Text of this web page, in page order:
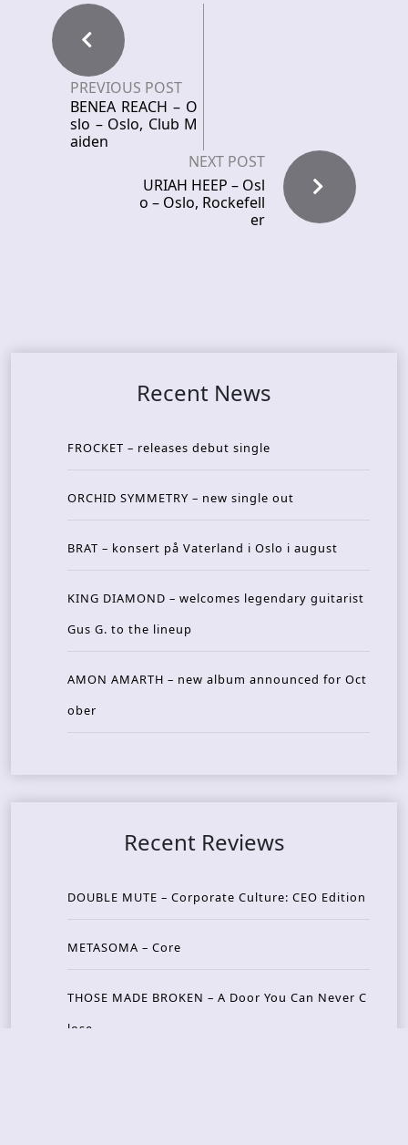
PREVIOUS POST
BENEA REACH – O
slo – Oslo, Club M
aiden
NEXT POST
URIAH HEEP – Osl
o – Oslo, Rockefell
er
Recent News
FROCKET – releases debut single
ORCHID SYMMETRY – new single out
BRAT – konsert på Vaterland i Oslo i august
KING DIAMOND – welcomes legendary guitarist
Gus G. to the lineup
AMON AMARTH – new album announced for Oct
ober
Recent Reviews
DOUBLE MUTE – Corporate Culture: CEO Edition
METASOMA – Core
THOSE MADE BROKEN – A Door You Can Never C
lose